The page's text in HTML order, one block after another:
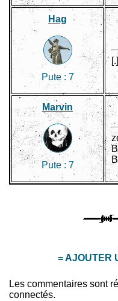
Hag
Pute : 7
[.]
Marvin
Pute : 7
= AJOUTER
Les commentaires sont
connectés.